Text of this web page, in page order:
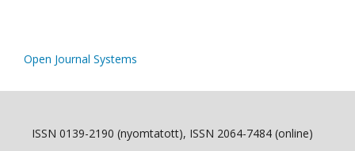
Open Journal Systems
ISSN 0139-2190 (nyomtatott), ISSN 2064-7484 (online)